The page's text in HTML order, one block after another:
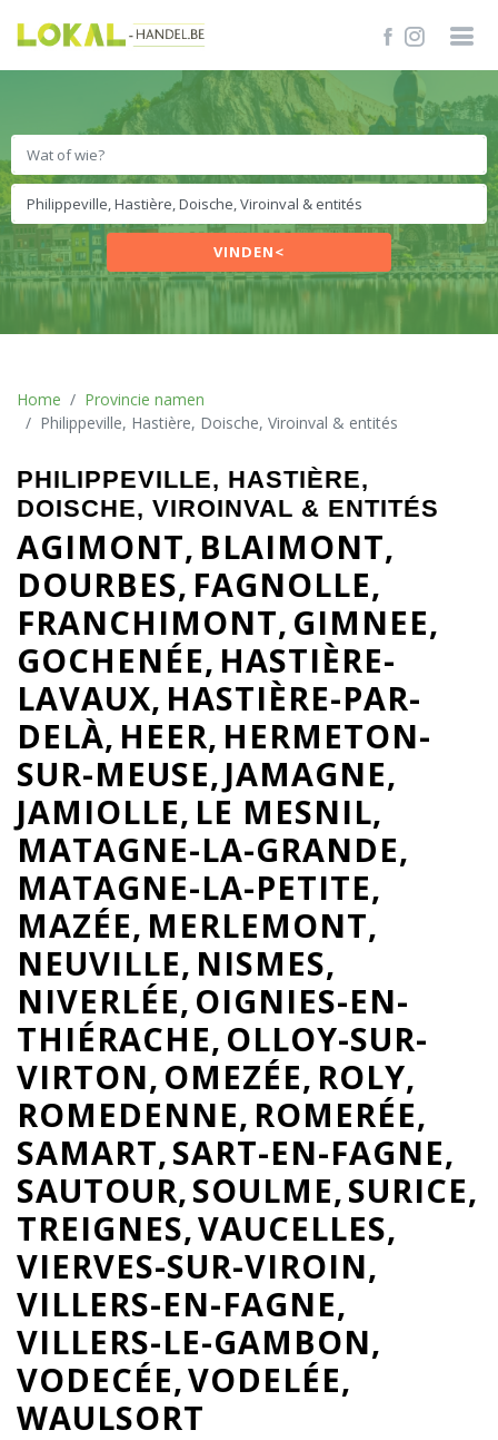
VINDEN<
Home
Provincie namen
Philippeville, Hastière, Doische, Viroinval & entités
PHILIPPEVILLE, HASTIÈRE,
DOISCHE, VIROINVAL & ENTITÉS
AGIMONT BLAIMONT
DOURBES FAGNOLLE
FRANCHIMONT GIMNEE
GOCHENÉE HASTIÈRE-
LAVAUX HASTIÈRE-PAR-
DELÀ HEER HERMETON-
SUR-MEUSE JAMAGNE
JAMIOLLE LE MESNIL
MATAGNE-LA-GRANDE
MATAGNE-LA-PETITE
MAZÉE MERLEMONT
NEUVILLE NISMES
NIVERLÉE OIGNIES-EN-
THIÉRACHE OLLOY-SUR-
VIRTON OMEZÉE ROLY
ROMEDENNE ROMERÉE
SAMART SART-EN-FAGNE
SAUTOUR SOULME SURICE
TREIGNES VAUCELLES
VIERVES-SUR-VIROIN
VILLERS-EN-FAGNE
VILLERS-LE-GAMBON
VODECÉE VODELÉE
WAULSORT